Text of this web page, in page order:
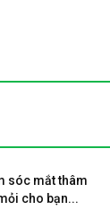
sóc mắt thâm
cho bạn...